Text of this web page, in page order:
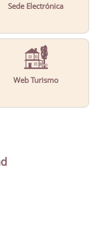
Sede Electrónica
Web Turismo